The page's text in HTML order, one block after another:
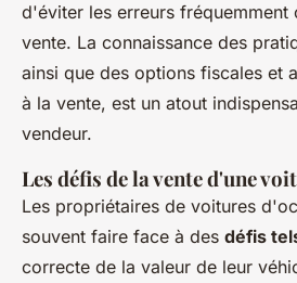
d'éviter les erreurs fréquemment
vente. La connaissance des
ainsi que des options fiscales et
à la vente, est un atout
vendeur.
Les défis de la vente d'une
Les propriétaires de voitures
souvent faire face à des défis
correcte de la valeur de leur